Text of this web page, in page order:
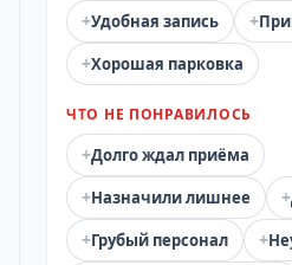
+Удобная запись +
+Хорошая парковка
ЧТО НЕ ПОНРАВИЛОСЬ
+Долго ждал приёма
+Назначили лишнее +
+Грубый персонал +